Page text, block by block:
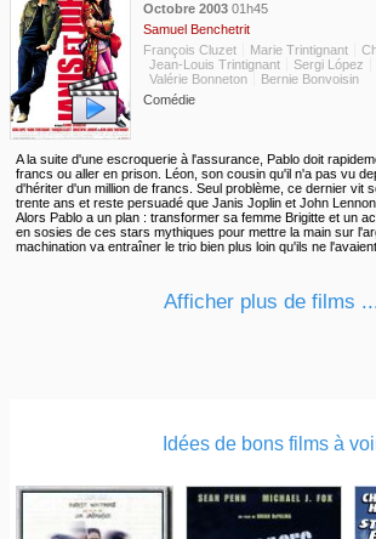
Octobre 2003 01h45
Samuel Benchetrit
François Cluzet
Marie Trintignant
Jean-Louis Trintignant
Sergi López
Valérie Bonneton
Bernie Bonvoisin
Comédie
A la suite d'une escroquerie à l'assurance, Pablo doit
francs ou aller en prison. Léon, son cousin qu'il n'a pas vu
d'hériter d'un million de francs. Seul problème, ce dernier vit
trente ans et reste persuadé que Janis Joplin et John
Alors Pablo a un plan : transformer sa femme Brigitte et un
en sosies de ces stars mythiques pour mettre la main sur
machination va entraîner le trio bien plus loin qu'ils ne
Afficher plus de films
Idées de bons films à